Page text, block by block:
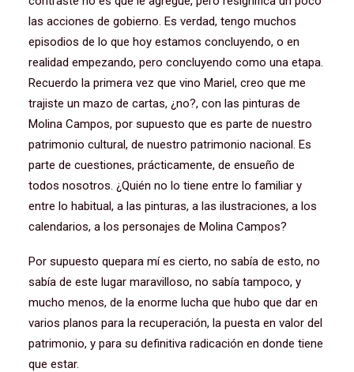
las acciones de gobierno. Es verdad, tengo muchos
episodios de lo que hoy estamos concluyendo, o en
realidad empezando, pero concluyendo como una etapa.
Recuerdo la primera vez que vino Mariel, creo que me
trajiste un mazo de cartas, ¿no?, con las pinturas de
Molina Campos, por supuesto que es parte de nuestro
patrimonio cultural, de nuestro patrimonio nacional. Es
parte de cuestiones, prácticamente, de ensueño de
todos nosotros. ¿Quién no lo tiene entre lo familiar y
entre lo habitual, a las pinturas, a las ilustraciones, a los
calendarios, a los personajes de Molina Campos?
Por supuesto quepara mí es cierto, no sabía de esto, no
sabía de este lugar maravilloso, no sabía tampoco, y
mucho menos, de la enorme lucha que hubo que dar en
varios planos para la recuperación, la puesta en valor del
patrimonio, y para su definitiva radicación en donde tiene
que estar.